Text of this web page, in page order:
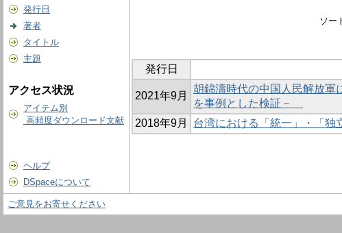
発行日
著者
タイトル
主題
アクセス状況
アイテム別
高頻度ダウンロード文献
ヘルプ
DSpaceについて
ソー
発行日
2021年9月
胡錦濤時代の中国人民解放
を事例とした検証－
2018年9月 台湾における「統一」・「独
ご意見をお寄せください